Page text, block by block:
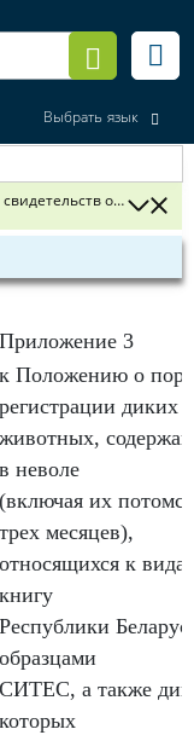
Выбрать язык
Приложение 3
к Положению о
регистрации диких
животных,
в неволе
(включая их
трех месяцев),
относящихся к
книгу
Республики
образцами
СИТЕС, а также
которых